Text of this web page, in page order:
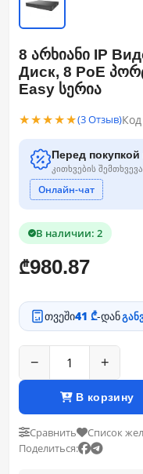
8 არხიანი IP
Диск, 8 PoE
Easy სერია
★★★★★(3 Отзыв)
Перед
კითხვების
Онлайн-чат
В наличии: 2
₾980.87
თვეში41 ₾-დან
− +
В корзину
Сравнить Список
Поделиться: